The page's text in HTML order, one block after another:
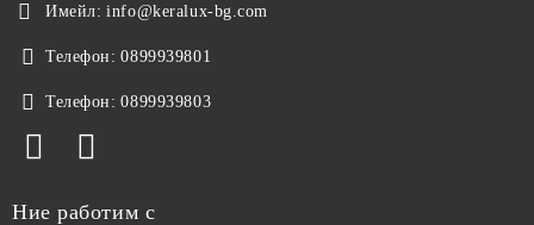
Имейл: info@keralux-bg.com
Телефон: 0899939801
Телефон: 0899939803
Ние работим с